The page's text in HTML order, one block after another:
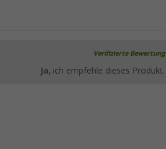
Verifizierte Bewertung
Ja, ich empfehle dieses Produkt.